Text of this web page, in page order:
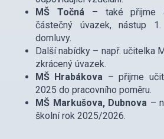
MŠ Točná– také přijme
částečný úvazek, nástup
domluvy.
Další nabídky – např. učitelka
zkrácený úvazek.
MŠ Hrabákova – přijme
2025 do pracovního poměru.
MŠ Markušova, Dubnova –
školní rok 2025/2026.